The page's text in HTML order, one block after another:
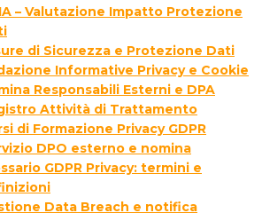
– Valutazione Impatto Protezione
di Sicurezza e Protezione Dati
Informative Privacy e Cookie
Responsabili Esterni e DPA
Attività di Trattamento
di Formazione Privacy GDPR
DPO esterno e nomina
GDPR Privacy: termini e
Data Breach e notifica